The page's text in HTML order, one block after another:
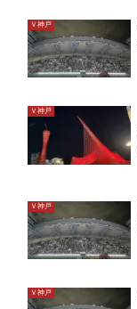
Ｖ神戸
Ｖ神戸
Ｖ神戸
Ｖ神戸